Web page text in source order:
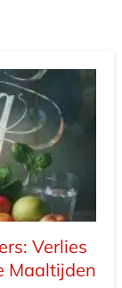
Verlies
Maaltijden